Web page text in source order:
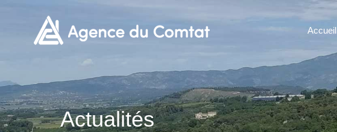
Accueil
Actualités